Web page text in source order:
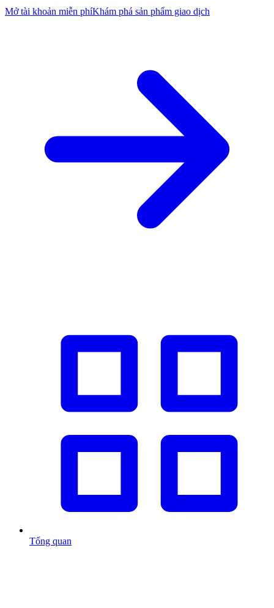
Mở tài khoản miễn phíKhám phá sản phẩm giao dịch
Tổng quan